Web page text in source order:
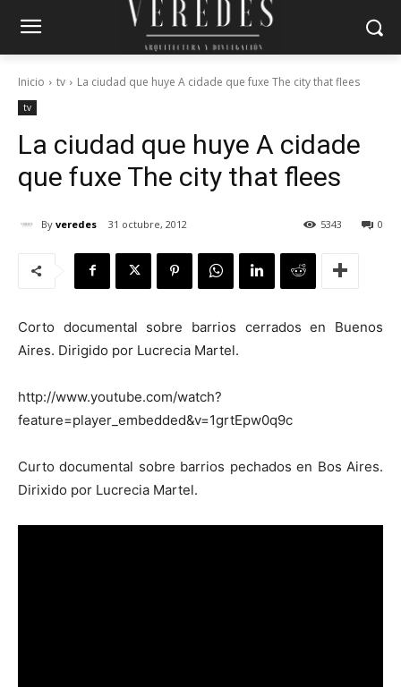
Inicio tv La ciudad que huye A cidade que fuxe The city that flees
tv
La ciudad que huye A cidade
que fuxe The city that flees
By veredes 31 octubre, 2012 0
5343
Corto documental sobre barrios cerrados en Buenos
Aires. Dirigido por Lucrecia Martel.
http://www.youtube.com/watch?
feature=player_embedded&v=1grtEpw0q9c
Curto documental sobre barrios pechados en Bos Aires.
Dirixido por Lucrecia Martel.